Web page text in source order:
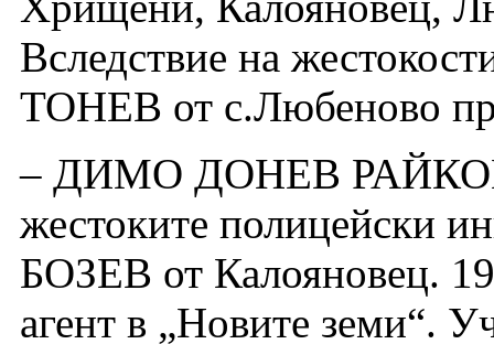
Вследствие на
ТОНЕВ от с.Любеново
– ДИМО ДОНЕВ
жестоките полицейски
БОЗЕВ от Калояновец.
агент в „Новите земи“.